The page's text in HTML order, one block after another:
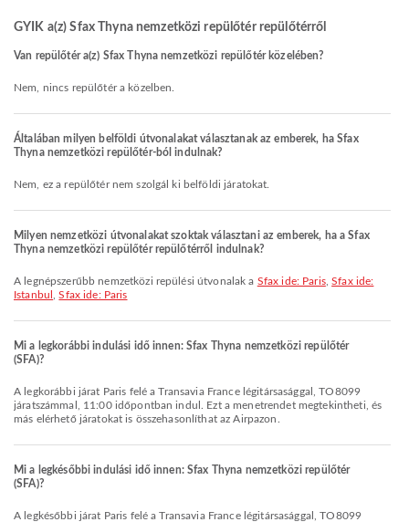
GYIK a(z) Sfax Thyna nemzetközi repülőtér repülőtérről
Van repülőtér a(z) Sfax Thyna nemzetközi repülőtér közelében?
Nem, nincs repülőtér a közelben.
Általában milyen belföldi útvonalakat választanak az emberek, ha Sfax
Thyna nemzetközi repülőtér-ból indulnak?
Nem, ez a repülőtér nem szolgál ki belföldi járatokat.
Milyen nemzetközi útvonalakat szoktak választani az emberek, ha a Sfax
Thyna nemzetközi repülőtér repülőtérről indulnak?
A legnépszerűbb nemzetközi repülési útvonalak a Sfax ide: Paris,Sfax ide:
Istanbul
,Sfax ide: Paris
Mi a legkorábbi indulási idő innen: Sfax Thyna nemzetközi repülőtér
(SFA)?
A legkorábbi járat Paris felé a Transavia France légitársasággal, TO8099
járatszámmal, 11:00 időpontban indul. Ezt a menetrendet megtekintheti, és
más elérhető járatokat is összehasonlíthat az Airpazon.
Mi a legkésőbbi indulási idő innen: Sfax Thyna nemzetközi repülőtér
(SFA)?
A legkésőbbi járat Paris felé a Transavia France légitársasággal, TO8099